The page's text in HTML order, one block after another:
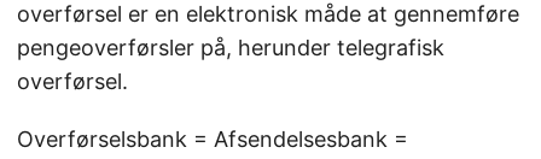
overførsel er en elektronisk måde at gennemføre
pengeoverførsler på, herunder telegrafisk
overførsel.
Overførselsbank = Afsendelsesbank =